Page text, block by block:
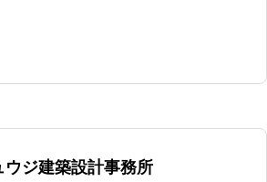
ウジ建築設計事務所